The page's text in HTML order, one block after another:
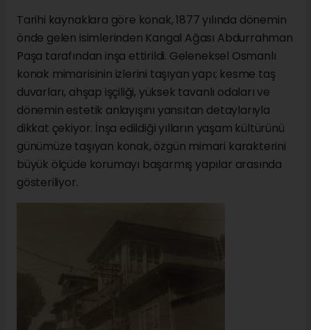
Tarihi kaynaklara göre konak, 1877 yılında dönemin
önde gelen isimlerinden Kangal Ağası Abdurrahman
Paşa tarafından inşa ettirildi. Geleneksel Osmanlı
konak mimarisinin izlerini taşıyan yapı; kesme taş
duvarları, ahşap işçiliği, yüksek tavanlı odaları ve
dönemin estetik anlayışını yansıtan detaylarıyla
dikkat çekiyor. İnşa edildiği yılların yaşam kültürünü
günümüze taşıyan konak, özgün mimari karakterini
büyük ölçüde korumayı başarmış yapılar arasında
gösteriliyor.